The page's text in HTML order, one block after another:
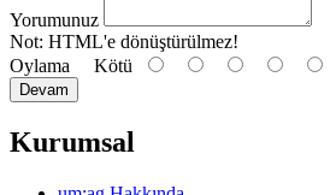
Yorumunuz
Not: HTML'e dönüştürülmez!
Oylama Kötü
Devam
Kurumsal